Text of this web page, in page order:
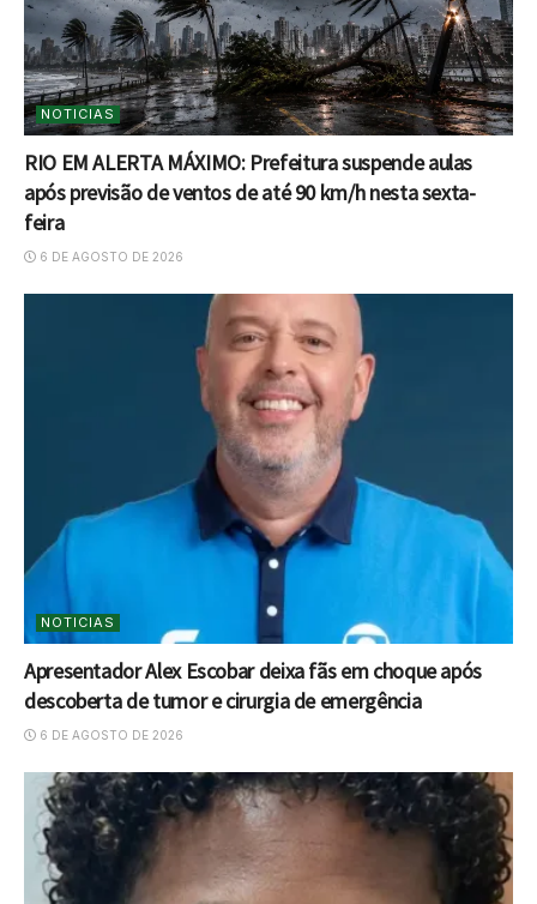
NOTICIAS
RIO EM ALERTA MÁXIMO: Prefeitura suspende aulas
após previsão de ventos de até 90 km/h nesta sexta-
feira
6 DE AGOSTO DE 2026
NOTICIAS
Apresentador Alex Escobar deixa fãs em choque após
descoberta de tumor e cirurgia de emergência
6 DE AGOSTO DE 2026